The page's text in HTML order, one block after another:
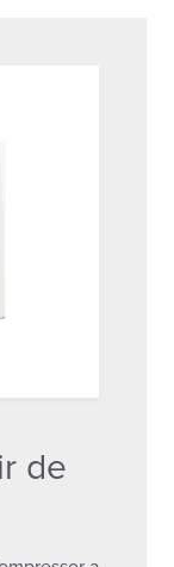
de